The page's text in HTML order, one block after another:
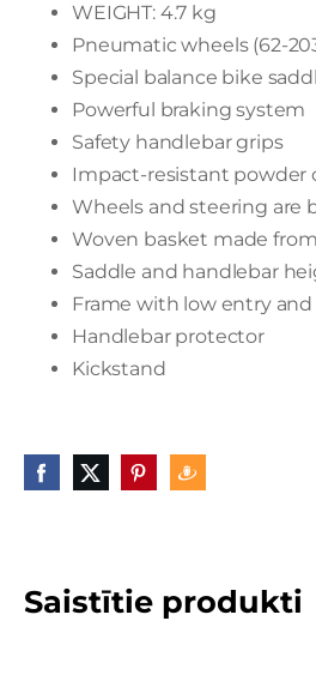
WEIGHT: 4.7 kg
Pneumatic wheels (62-
Special balance bike
Powerful braking system
Safety handlebar grips
Impact-resistant powder
Wheels and steering are
Woven basket made
Saddle and handlebar
Frame with low entry
Handlebar protector
Kickstand
Saistītie produkti